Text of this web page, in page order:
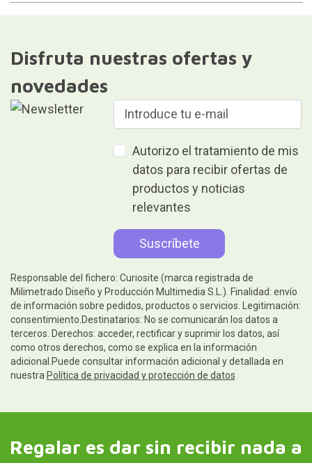
Disfruta nuestras ofertas y
novedades
Autorizo el tratamiento de mis
datos para recibir ofertas de
productos y noticias
relevantes
Responsable del fichero: Curiosite (marca registrada de
Milimetrado Diseño y Producción Multimedia S.L.). Finalidad: envío
de información sobre pedidos, productos o servicios. Legitimación:
consentimiento.Destinatarios: No se comunicarán los datos a
terceros. Derechos: acceder, rectificar y suprimir los datos, así
como otros derechos, como se explica en la información
adicional.Puede consultar información adicional y detallada en
nuestra Política de privacidad y protección de datos
Regalar es dar sin recibir nada a